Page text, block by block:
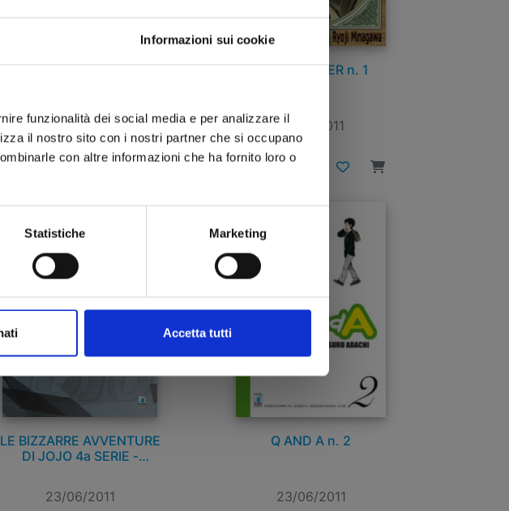
Informazioni sui cookie
funzionalità dei social media e per analizzare il
il nostro sito con i nostri partner che si occupano
con altre informazioni che ha fornito loro o
Statistiche Marketing
Accetta tutti
PIECE NEW EDITION n.
14/07/2011
€ 5,90
PEACE MAKER n. 1
14/07/2011
€ 5,50
LE BIZZARRE AVVENTURE
DI JOJO 4a SERIE -
23/06/2011
Q AND A n. 2
23/06/2011